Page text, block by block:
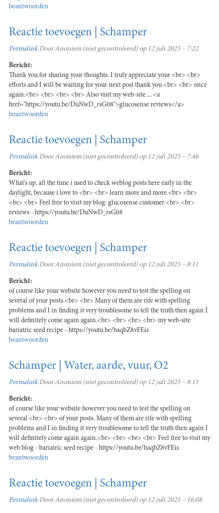
beantwoorden
Reactie toevoegen | Schamper
PermalinkDoorAnoniem (niet gecontroleerd) op 12 juli 2025 – 7:22
Bericht:
Thank you for sharing your thoughts. I truly appreciate your <br> <br>
efforts and I will be waiting for your next post thank you <br> <br> once
again.<br> <br> <br> <br> Also visit my web-site ... <a
href="https://youtu.be/DuNwD_rsG08">glucosense reviews</a>
beantwoorden
Reactie toevoegen | Schamper
PermalinkDoorAnoniem (niet gecontroleerd) op 12 juli 2025 – 7:46
Bericht:
What's up, all the time i used to check weblog posts here early in the
daylight, because i love to <br> <br> learn more and more.<br> <br>
<br> <br> Feel free to visit my blog: glucosense customer <br> <br>
reviews - https://youtu.be/DuNwD_rsG08
beantwoorden
Reactie toevoegen | Schamper
PermalinkDoorAnoniem (niet gecontroleerd) op 12 juli 2025 – 8:11
Bericht:
of course like your website however you need to test the spelling on
several of your posts.<br> <br> Many of them are rife with spelling
problems and I in finding it very troublesome to tell the truth then again I
will definitely come again again.<br> <br> <br> <br> my web-site
bariatric seed recipe - https://youtu.be/baqbZ8vFEis
beantwoorden
Schamper | Water, aarde, vuur, O2
PermalinkDoorAnoniem (niet gecontroleerd) op 12 juli 2025 – 8:15
Bericht:
of course like your website however you need to test the spelling on
several <br> <br> of your posts. Many of them are rife with spelling
problems and I in finding it very troublesome to tell the truth then again I
will definitely come again again.<br> <br> <br> <br> Feel free to visit my
web blog - bariatric seed recipe - https://youtu.be/baqbZ8vFEis
beantwoorden
Reactie toevoegen | Schamper
PermalinkDoorAnoniem (niet gecontroleerd) op 12 juli 2025 – 16:08